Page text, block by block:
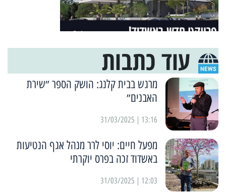
עוד כתבות
מרגש בבית קלנג: הושק הספר ״שירת
האבנים״
13:16 | 31/03/2025
מפעל חיים: יוסי לרר מנהל אגף הנטיעות
באשדוד זכה בפרס יוקרתי
12:03 | 31/03/2025